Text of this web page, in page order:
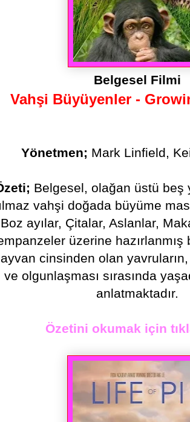
Belgesel Filmi
Vahşi Büyüyenler -
Yönetmen; Mark Linfield,
Belgesel, olağan üstü beş
vahşi doğada büyüme
Boz ayılar, Çitalar, Aslanlar,
üzerine
cinsinden olan
ve olgunlaşması sırasında
anlatmaktadır.
Özetini okumak için